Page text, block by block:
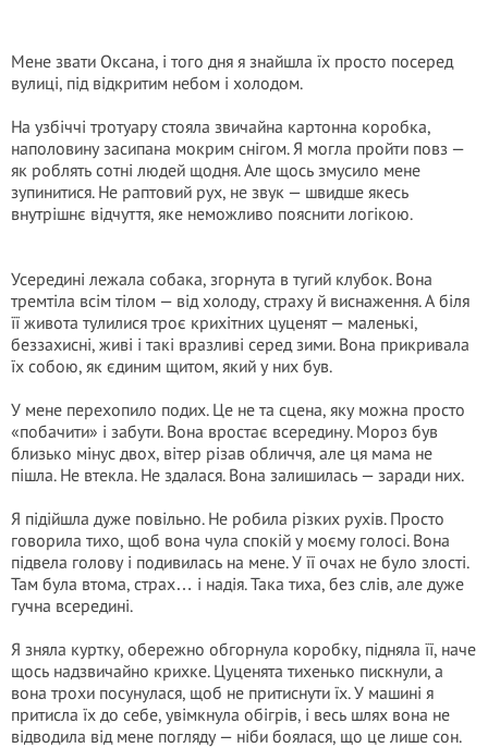
Мене звати Оксана, і того дня я знайшла їх просто посеред
вулиці, під відкритим небом і холодом.
На узбіччі тротуару стояла звичайна картонна коробка,
наполовину засипана мокрим снігом. Я могла пройти повз —
як роблять сотні людей щодня. Але щось змусило мене
зупинитися. Не раптовий рух, не звук — швидше якесь
внутрішнє відчуття, яке неможливо пояснити логікою.
Усередині лежала собака, згорнута в тугий клубок. Вона
тремтіла всім тілом — від холоду, страху й виснаження. А біля
її живота тулилися троє крихітних цуценят — маленькі,
беззахисні, живі і такі вразливі серед зими. Вона прикривала
їх собою, як єдиним щитом, який у них був.
У мене перехопило подих. Це не та сцена, яку можна просто
«побачити» і забути. Вона вростає всередину. Мороз був
близько мінус двох, вітер різав обличчя, але ця мама не
пішла. Не втекла. Не здалася. Вона залишилась — заради них.
Я підійшла дуже повільно. Не робила різких рухів. Просто
говорила тихо, щоб вона чула спокій у моєму голосі. Вона
підвела голову і подивилась на мене. У її очах не було злості.
Там була втома, страх… і надія. Така тиха, без слів, але дуже
гучна всередині.
Я зняла куртку, обережно обгорнула коробку, підняла її, наче
щось надзвичайно крихке. Цуценята тихенько пискнули, а
вона трохи посунулася, щоб не притиснути їх. У машині я
притисла їх до себе, увімкнула обігрів, і весь шлях вона не
відводила від мене погляду — ніби боялася, що це лише сон.